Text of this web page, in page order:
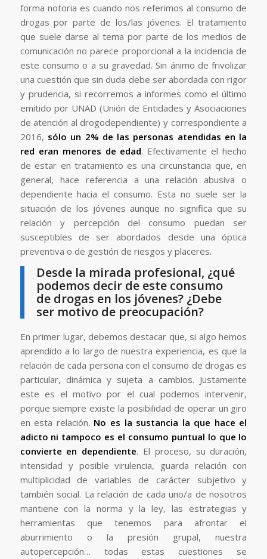
forma notoria es cuando nos referimos al consumo de
drogas por parte de los/las jóvenes. El tratamiento
que suele darse al tema por parte de los medios de
comunicación no parece proporcional a la incidencia de
este consumo o a su gravedad. Sin ánimo de frivolizar
una cuestión que sin duda debe ser abordada con rigor
y prudencia, si recorremos a informes como el último
emitido por UNAD (Unión de Entidades y Asociaciones
de atención al drogodependiente) y correspondiente a
2016, sólo un 2% de las personas atendidas en la
red eran menores de edad. Efectivamente el hecho
de estar en tratamiento es una circunstancia que, en
general, hace referencia a una relación abusiva o
dependiente hacia el consumo. Esta no suele ser la
situación de los jóvenes aunque no significa que su
relación y percepción del consumo puedan ser
susceptibles de ser abordados desde una óptica
preventiva o de gestión de riesgos y placeres.
Desde la mirada profesional, ¿qué
podemos decir de este consumo
de drogas en los jóvenes? ¿Debe
ser motivo de preocupación?
En primer lugar, debemos destacar que, si algo hemos
aprendido a lo largo de nuestra experiencia, es que la
relación de cada persona con el consumo de drogas es
particular, dinámica y sujeta a cambios. Justamente
este es el motivo por el cual podemos intervenir,
porque siempre existe la posibilidad de operar un giro
en esta relación. No es la sustancia la que hace el
adicto ni tampoco es el consumo puntual lo que lo
convierte en dependiente. El proceso, su duración,
intensidad y posible virulencia, guarda relación con
multiplicidad de variables de carácter subjetivo y
también social. La relación de cada uno/a de nosotros
mantiene con la norma y la ley, las estrategias y
herramientas que tenemos para afrontar el
aburrimiento o la presión grupal, nuestra
autopercepción… todas estas cuestiones se